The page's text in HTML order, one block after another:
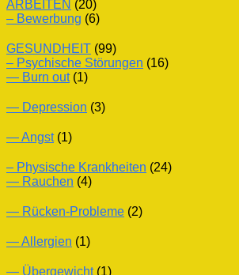
ARBEITEN (20)
– Bewerbung (6)
GESUNDHEIT (99)
– Psychische Störungen (16)
— Burn out(1)
— Depression (3)
— Angst(1)
– Physische Krankheiten (24)
— Rauchen (4)
— Rücken-Probleme (2)
— Allergien (1)
— Übergewicht(1)